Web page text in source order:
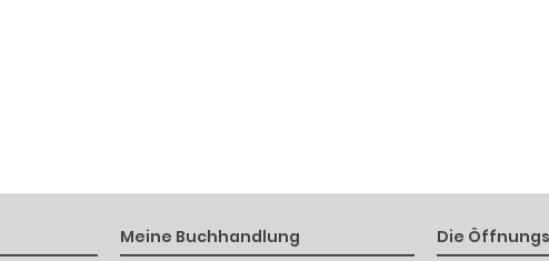
Meine Buchhandlung Die